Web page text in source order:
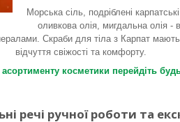
Морська сіль, подріблені
оливкова олія, мигдальна олія
Скраби для тіла з Карпат
відчуття свіжості та комфорту.
косметики перейдіть
речі ручної роботи та